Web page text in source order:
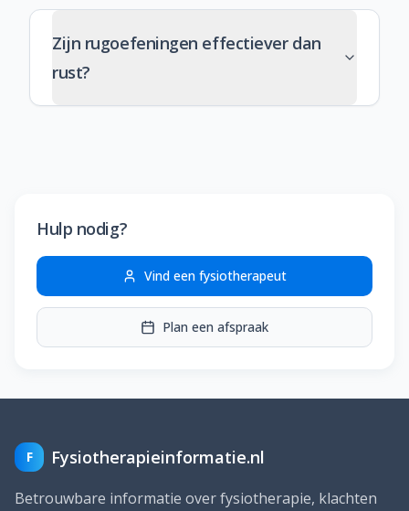
Zijn rugoefeningen effectiever dan
rust?
Hulp nodig?
Vind een fysiotherapeut
Plan een afspraak
F Fysiotherapieinformatie.nl
Betrouwbare informatie over fysiotherapie, klachten